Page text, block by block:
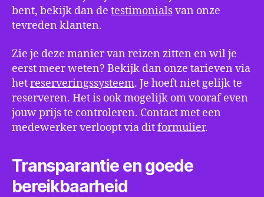
bent, bekijk dan de testimonialsvan onze
tevreden klanten.
Zie je deze manier van reizen zitten en wil je
eerst meer weten? Bekijk dan onze tarieven via
hetreserveringssysteem. Je hoeft niet gelijk te
reserveren. Het is ook mogelijk om vooraf even
jouw prijs te controleren. Contact met een
medewerker verloopt via ditformulier.
Transparantie en goede
bereikbaarheid